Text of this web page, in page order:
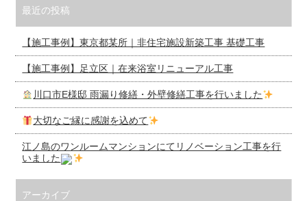
最近の投稿
【施工事例】東京都某所｜非住宅施設新築工事 基礎工事
【施工事例】足立区｜在来浴室リニューアル工事
川口市E様邸 雨漏り修繕・外壁修繕工事を行いました
大切なご縁に感謝を込めて
江ノ島のワンルームマンションにてリノベーション工事を行
いました
アーカイブ